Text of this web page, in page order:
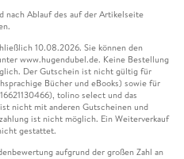
nach Ablauf des auf der Artikelseite
10.08.2026. Sie können den
www.hugendubel.de. Keine Bestellung
Der Gutschein ist nicht gültig für
Bücher und eBooks) sowie für
tolino select und das
nicht mit anderen Gutscheinen und
ist nicht möglich. Ein Weiterverkauf
gestattet.
aufgrund der großen Zahl an